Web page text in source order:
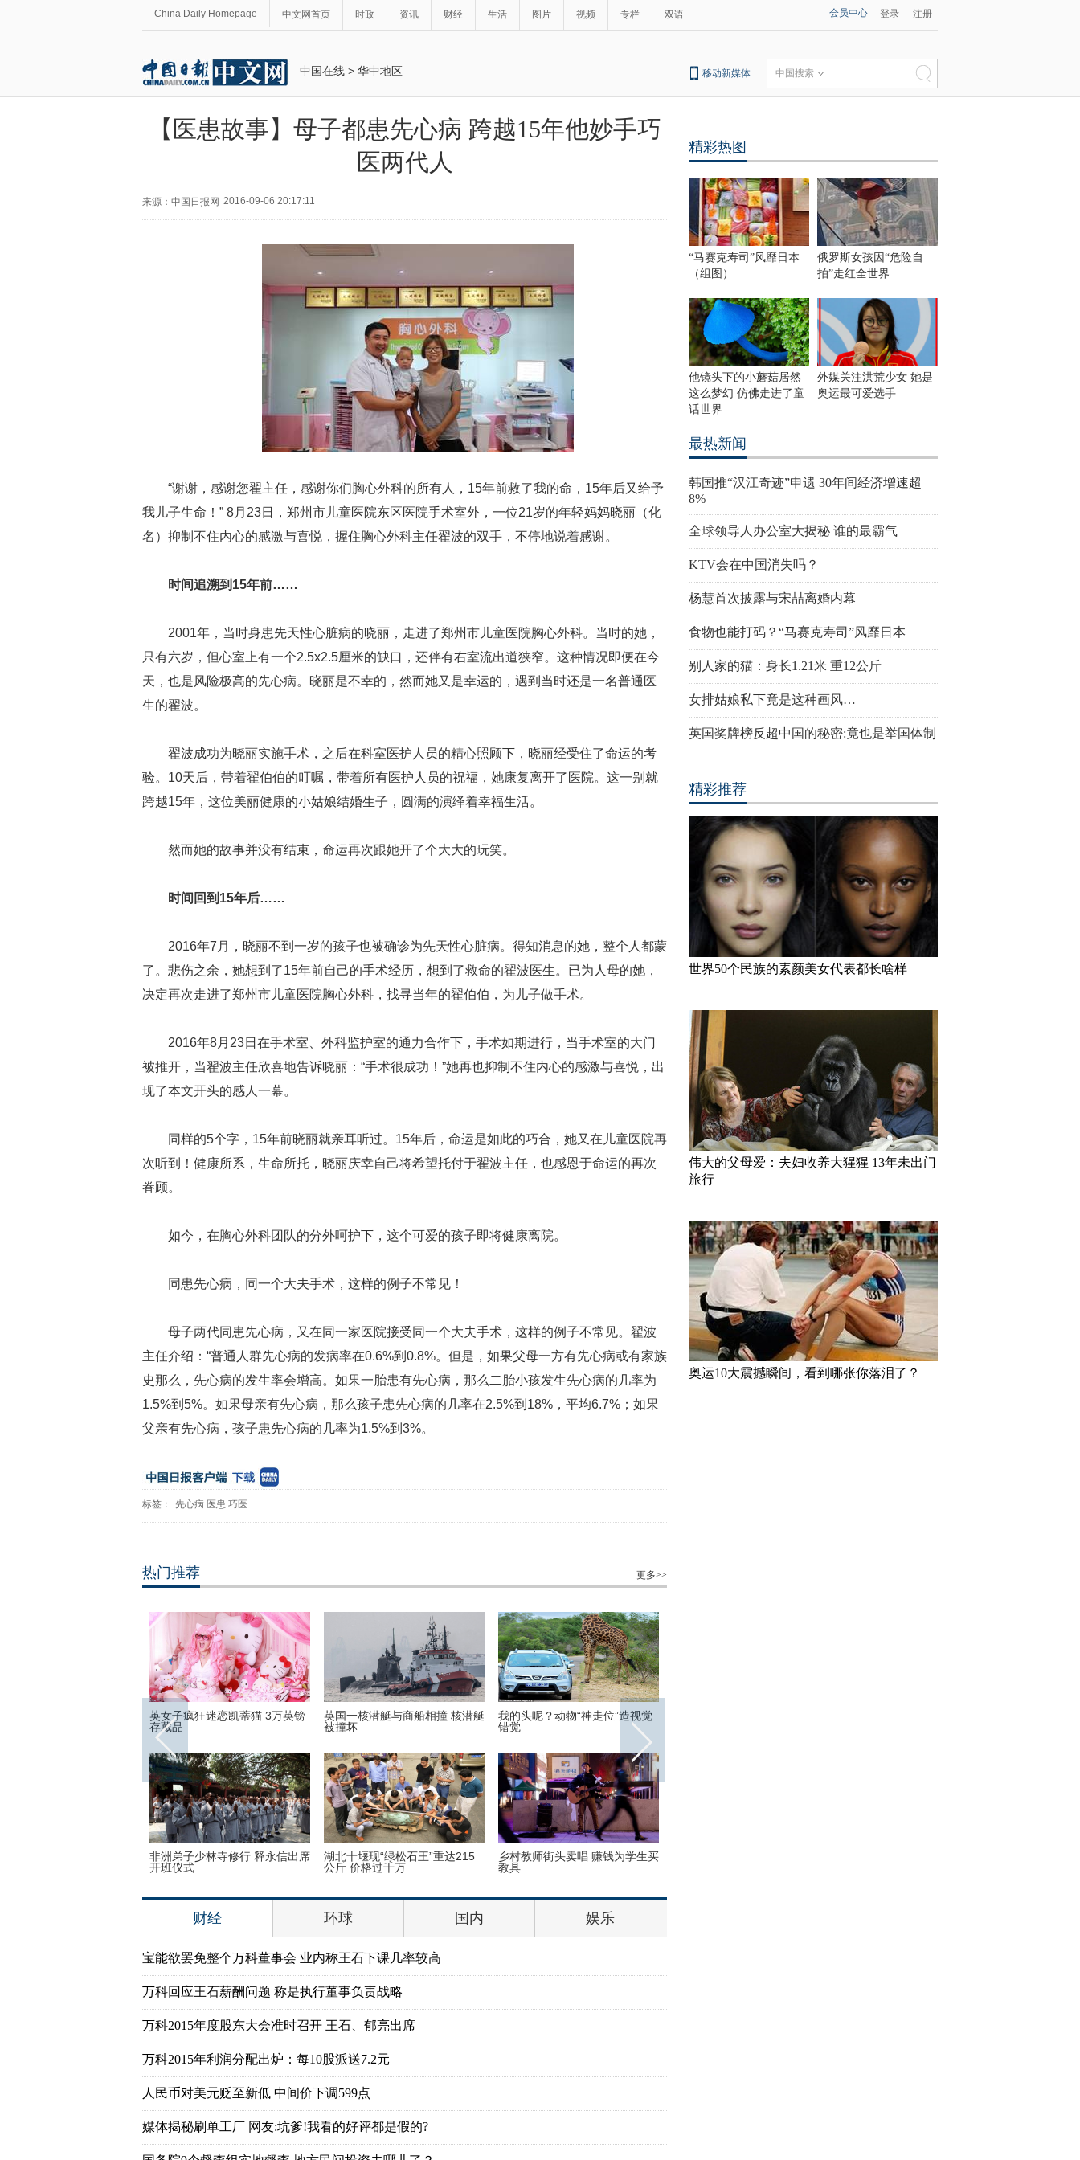
China Daily Homepage 中文网首页 时政 资讯 财经 生活 图片 视频 专栏 双语 会员中心 登录 注册
中国在线 > 华中地区 移动新媒体 中国搜索
【医患故事】母子都患先心病 跨越15年他妙手巧
医两代人
来源：中国日报网 2016-09-06 20:17:11
“谢谢，感谢您翟主任，感谢你们胸心外科的所有人，15年前救了我的命，15年后又给予
我儿子生命！” 8月23日，郑州市儿童医院东区医院手术室外，一位21岁的年轻妈妈晓丽（化
名）抑制不住内心的感激与喜悦，握住胸心外科主任翟波的双手，不停地说着感谢。
时间追溯到15年前……
2001年，当时身患先天性心脏病的晓丽，走进了郑州市儿童医院胸心外科。当时的她，
只有六岁，但心室上有一个2.5x2.5厘米的缺口，还伴有右室流出道狭窄。这种情况即便在今
天，也是风险极高的先心病。晓丽是不幸的，然而她又是幸运的，遇到当时还是一名普通医
生的翟波。
翟波成功为晓丽实施手术，之后在科室医护人员的精心照顾下，晓丽经受住了命运的考
验。10天后，带着翟伯伯的叮嘱，带着所有医护人员的祝福，她康复离开了医院。这一别就
跨越15年，这位美丽健康的小姑娘结婚生子，圆满的演绎着幸福生活。
然而她的故事并没有结束，命运再次跟她开了个大大的玩笑。
时间回到15年后……
2016年7月，晓丽不到一岁的孩子也被确诊为先天性心脏病。得知消息的她，整个人都蒙
了。悲伤之余，她想到了15年前自己的手术经历，想到了救命的翟波医生。已为人母的她，
决定再次走进了郑州市儿童医院胸心外科，找寻当年的翟伯伯，为儿子做手术。
2016年8月23日在手术室、外科监护室的通力合作下，手术如期进行，当手术室的大门
被推开，当翟波主任欣喜地告诉晓丽：“手术很成功！”她再也抑制不住内心的感激与喜悦，出
现了本文开头的感人一幕。
同样的5个字，15年前晓丽就亲耳听过。15年后，命运是如此的巧合，她又在儿童医院再
次听到！健康所系，生命所托，晓丽庆幸自己将希望托付于翟波主任，也感恩于命运的再次
眷顾。
如今，在胸心外科团队的分外呵护下，这个可爱的孩子即将健康离院。
同患先心病，同一个大夫手术，这样的例子不常见！
母子两代同患先心病，又在同一家医院接受同一个大夫手术，这样的例子不常见。翟波
主任介绍：“普通人群先心病的发病率在0.6%到0.8%。但是，如果父母一方有先心病或有家族
史那么，先心病的发生率会增高。如果一胎患有先心病，那么二胎小孩发生先心病的几率为
1.5%到5%。如果母亲有先心病，那么孩子患先心病的几率在2.5%到18%，平均6.7%；如果
父亲有先心病，孩子患先心病的几率为1.5%到3%。
标签： 先心病 医患 巧医
热门推荐 更多>>
英女子疯狂迷恋凯蒂猫 3万英镑
存藏品
英国一核潜艇与商船相撞 核潜艇
被撞坏
我的头呢？动物“神走位”造视觉
错觉
非洲弟子少林寺修行 释永信出席
开班仪式
湖北十堰现“绿松石王”重达215
公斤 价格过千万
乡村教师街头卖唱 赚钱为学生买
教具
财经 环球 国内 娱乐
宝能欲罢免整个万科董事会 业内称王石下课几率较高
万科回应王石薪酬问题 称是执行董事负责战略
万科2015年度股东大会准时召开 王石、郁亮出席
万科2015年利润分配出炉：每10股派送7.2元
人民币对美元贬至新低 中间价下调599点
媒体揭秘刷单工厂 网友:坑爹!我看的好评都是假的?
精彩热图
“马赛克寿司”风靡日本
（组图）
俄罗斯女孩因“危险自
拍”走红全世界
他镜头下的小蘑菇居然
这么梦幻 仿佛走进了童
话世界
外媒关注洪荒少女 她是
奥运最可爱选手
最热新闻
韩国推“汉江奇迹”申遗 30年间经济增速超
8%
全球领导人办公室大揭秘 谁的最霸气
KTV会在中国消失吗？
杨慧首次披露与宋喆离婚内幕
食物也能打码？“马赛克寿司”风靡日本
别人家的猫：身长1.21米 重12公斤
女排姑娘私下竟是这种画风…
英国奖牌榜反超中国的秘密:竟也是举国体制
精彩推荐
世界50个民族的素颜美女代表都长啥样
伟大的父母爱：夫妇收养大猩猩 13年未出门
旅行
奥运10大震撼瞬间，看到哪张你落泪了？